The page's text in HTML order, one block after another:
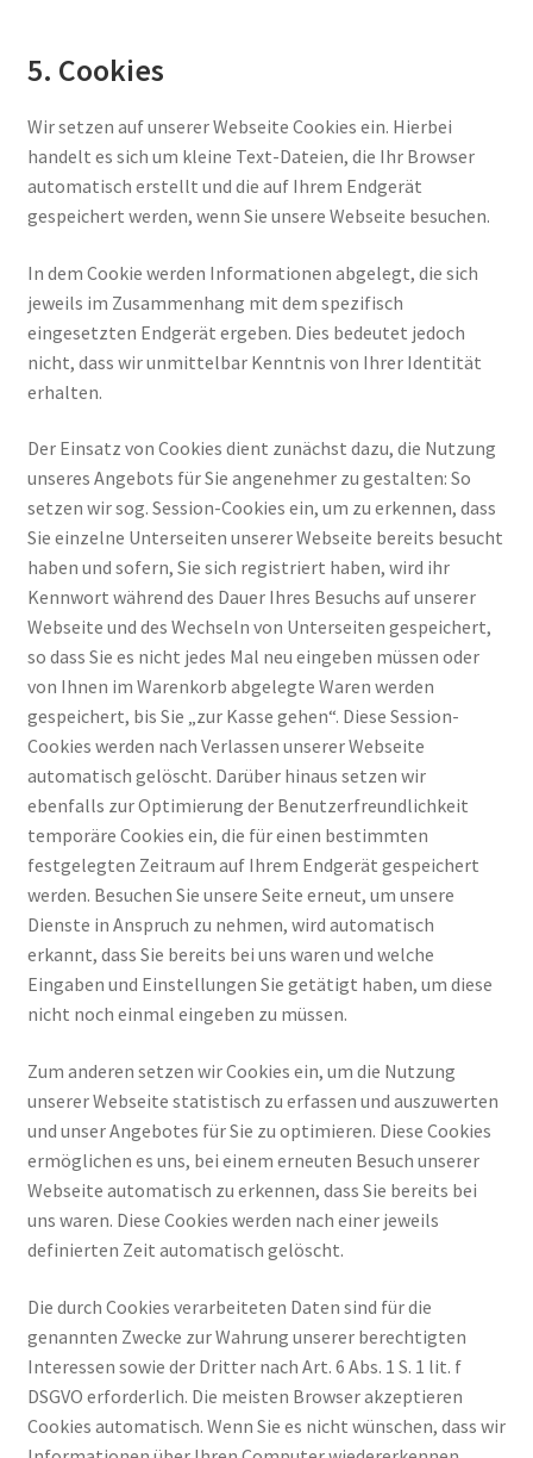
5. Cookies
Wir setzen auf unserer Webseite Cookies ein. Hierbei
handelt es sich um kleine Text-Dateien, die Ihr Browser
automatisch erstellt und die auf Ihrem Endgerät
gespeichert werden, wenn Sie unsere Webseite besuchen.
In dem Cookie werden Informationen abgelegt, die sich
jeweils im Zusammenhang mit dem spezifisch
eingesetzten Endgerät ergeben. Dies bedeutet jedoch
nicht, dass wir unmittelbar Kenntnis von Ihrer Identität
erhalten.
Der Einsatz von Cookies dient zunächst dazu, die Nutzung
unseres Angebots für Sie angenehmer zu gestalten: So
setzen wir sog. Session-Cookies ein, um zu erkennen, dass
Sie einzelne Unterseiten unserer Webseite bereits besucht
haben und sofern, Sie sich registriert haben, wird ihr
Kennwort während des Dauer Ihres Besuchs auf unserer
Webseite und des Wechseln von Unterseiten gespeichert,
so dass Sie es nicht jedes Mal neu eingeben müssen oder
von Ihnen im Warenkorb abgelegte Waren werden
gespeichert, bis Sie „zur Kasse gehen“. Diese Session-
Cookies werden nach Verlassen unserer Webseite
automatisch gelöscht. Darüber hinaus setzen wir
ebenfalls zur Optimierung der Benutzerfreundlichkeit
temporäre Cookies ein, die für einen bestimmten
festgelegten Zeitraum auf Ihrem Endgerät gespeichert
werden. Besuchen Sie unsere Seite erneut, um unsere
Dienste in Anspruch zu nehmen, wird automatisch
erkannt, dass Sie bereits bei uns waren und welche
Eingaben und Einstellungen Sie getätigt haben, um diese
nicht noch einmal eingeben zu müssen.
Zum anderen setzen wir Cookies ein, um die Nutzung
unserer Webseite statistisch zu erfassen und auszuwerten
und unser Angebotes für Sie zu optimieren. Diese Cookies
ermöglichen es uns, bei einem erneuten Besuch unserer
Webseite automatisch zu erkennen, dass Sie bereits bei
uns waren. Diese Cookies werden nach einer jeweils
definierten Zeit automatisch gelöscht.
Die durch Cookies verarbeiteten Daten sind für die
genannten Zwecke zur Wahrung unserer berechtigten
Interessen sowie der Dritter nach Art. 6 Abs. 1 S. 1 lit. f
DSGVO erforderlich. Die meisten Browser akzeptieren
Cookies automatisch. Wenn Sie es nicht wünschen, dass wir